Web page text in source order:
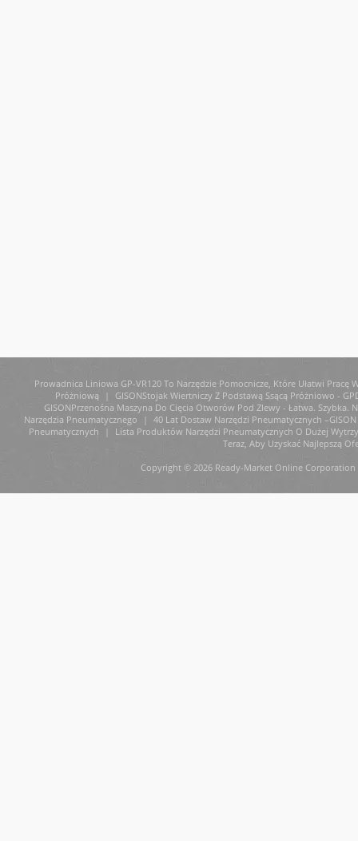
Prowadnica Liniowa GP-VR120 To Narzędzie Pomocnicze, Które Ułatwi Pracę
Próżniową
|
GISONStojak Wiertniczy Z Podstawą Ssącą Próżniowo -
GISONPrzenośna Maszyna Do Cięcia Otworów Pod Zlewy - Łatwa. Szybka.
Narzędzia Pneumatycznego
| 40 Lat Dostaw Narzędzi Pneumatycznych
Pneumatycznych
|
Lista Produktów Narzędzi Pneumatycznych O Dużej
Teraz, Aby Uzyskać Najlepszą
Copyright © 2026 Ready-Market Online